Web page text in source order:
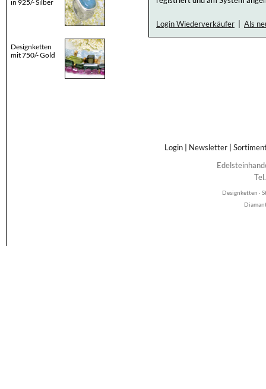
in 925/- Silber
Designketten
mit 750/- Gold
Login Wiederverkäufer Als
Login | Newsletter |
Designketten ·